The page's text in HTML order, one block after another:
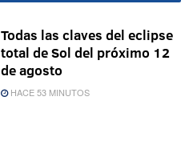
Todas las claves del eclipse
total de Sol del próximo 12
de agosto
HACE 53 MINUTOS